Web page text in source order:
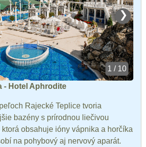
❯
1 / 10
- Hotel Aphrodite
Rajecké Teplice tvoria
bazény s prírodnou liečivou
obsahuje ióny vápnika a horčíka
na pohybový aj nervový aparát.